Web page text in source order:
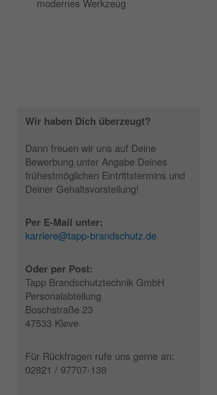
modernes Werkzeug
Wir haben Dich überzeugt?
Dann freuen wir uns auf Deine
Bewerbung unter Angabe Deines
frühestmöglichen Eintrittstermins und
Deiner Gehaltsvorstellung!
Per E-Mail unter:
karriere@tapp-brandschutz.de
Oder per Post:
Tapp Brandschutztechnik GmbH
Personalabteilung
Boschstraße 23
47533 Kleve
Für Rückfragen rufe uns gerne an:
02821 / 97707-138